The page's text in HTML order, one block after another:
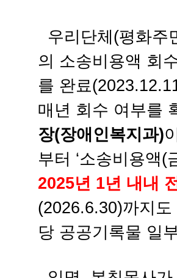
우리단체(평화주
의 소송비용액 회
를 완료
매년 회수 여부를
장(장애인복지과)
부터 ‘소송비용액(
2025년 1년 내내
(2026.6.30)까지
당 공공기록물 일